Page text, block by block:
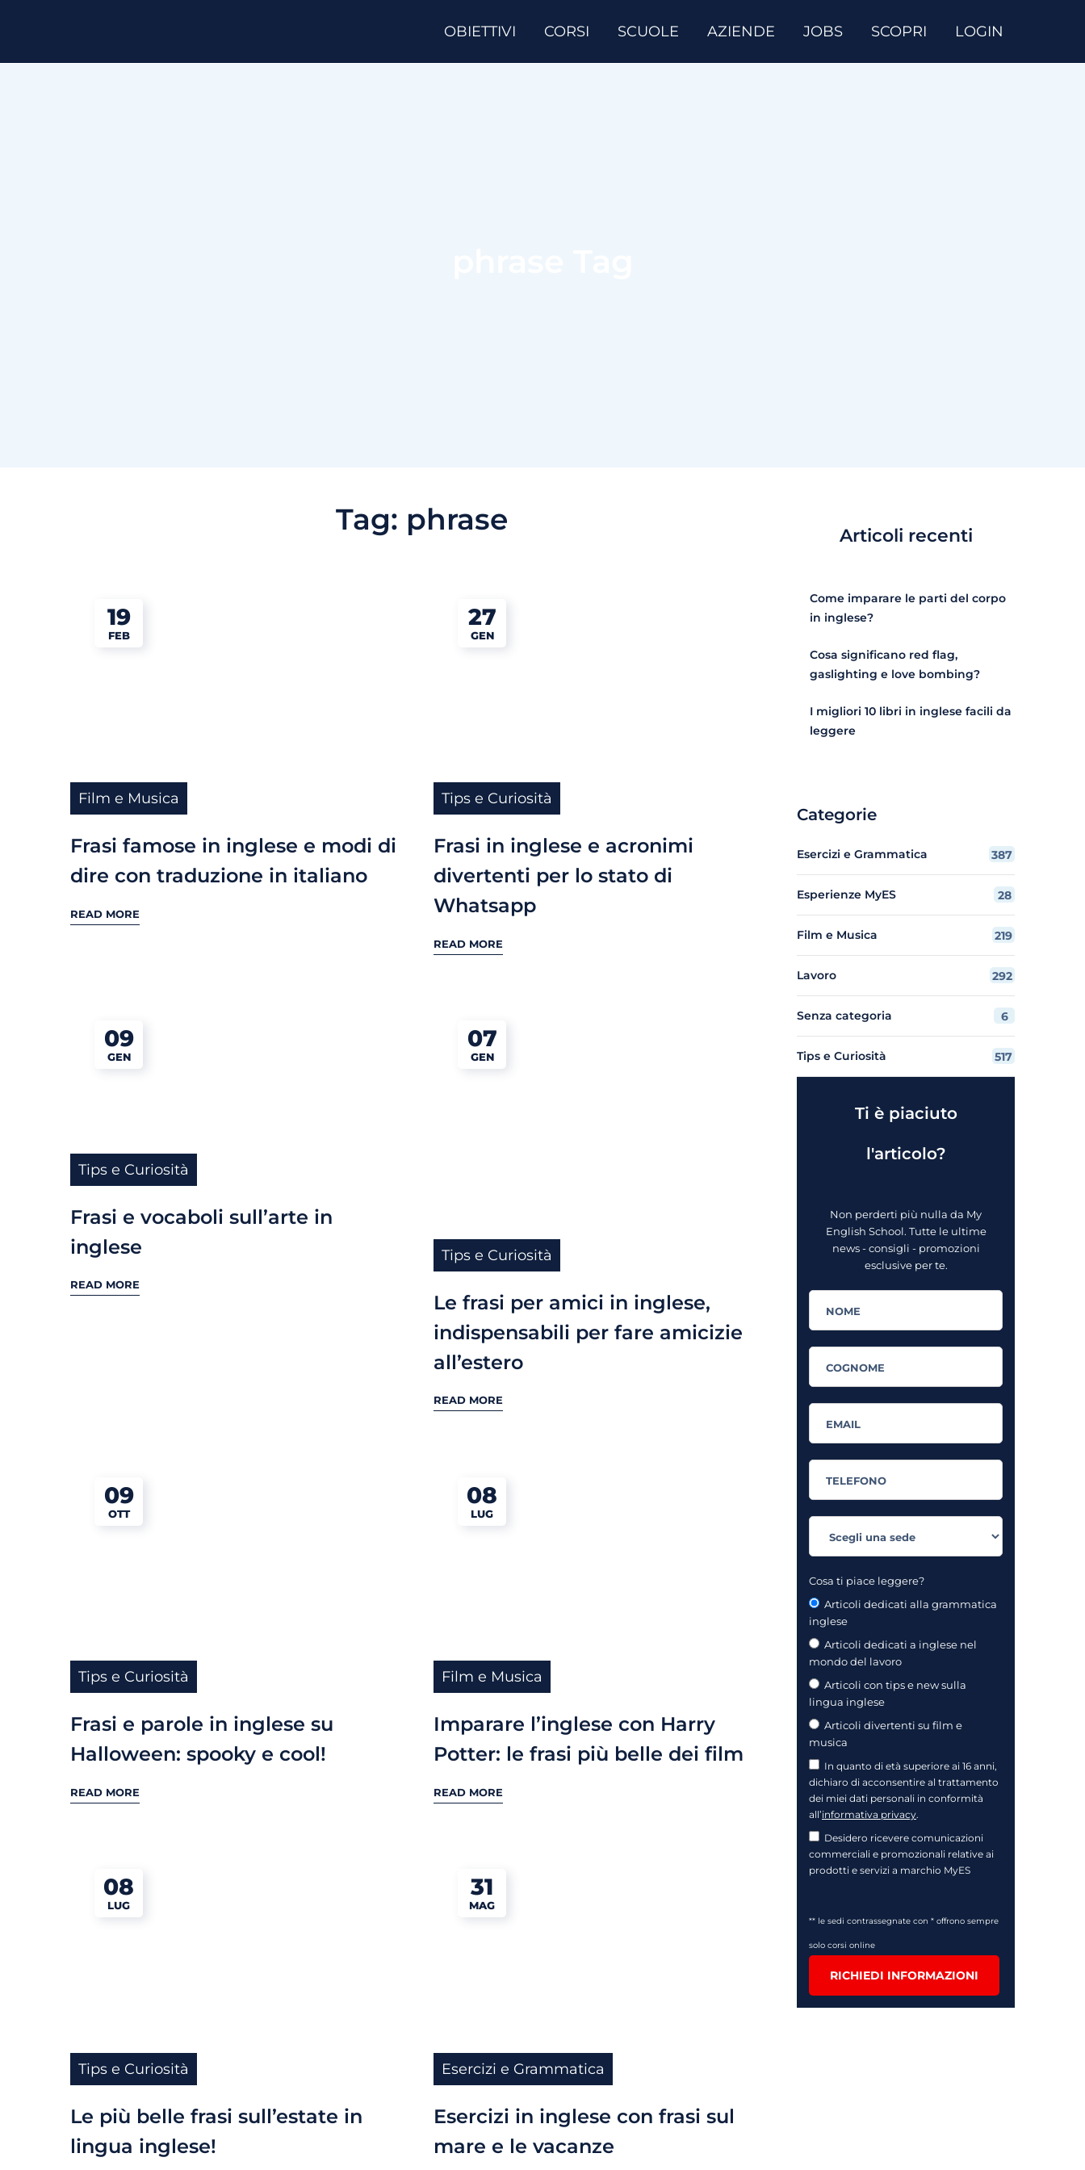
OBIETTIVI CORSI SCUOLE AZIENDE JOBS SCOPRI LOGIN
Tag: phrase
19
FEB
Film e Musica
Frasi famose in inglese e modi di
dire con traduzione in italiano
READ MORE
27
GEN
Tips e Curiosità
Frasi in inglese e acronimi
divertenti per lo stato di
Whatsapp
READ MORE
09
GEN
Tips e Curiosità
Frasi e vocaboli sull’arte in
inglese
READ MORE
07
GEN
Tips e Curiosità
Le frasi per amici in inglese,
indispensabili per fare amicizie
all’estero
READ MORE
09
OTT
Tips e Curiosità
Frasi e parole in inglese su
Halloween: spooky e cool!
READ MORE
08
LUG
Film e Musica
Imparare l’inglese con Harry
Potter: le frasi più belle dei film
READ MORE
08
LUG
Tips e Curiosità
Le più belle frasi sull’estate in
lingua inglese!
31
MAG
Esercizi e Grammatica
Esercizi in inglese con frasi sul
mare e le vacanze
Articoli recenti
Come imparare le parti del corpo
in inglese?
Cosa significano red flag,
gaslighting e love bombing?
I migliori 10 libri in inglese facili da
leggere
Categorie
Esercizi e Grammatica 387
Esperienze MyES 28
Film e Musica 219
Lavoro 292
Senza categoria 6
Tips e Curiosità 517
Ti è piaciuto
l'articolo?
Non perderti più nulla da My
English School. Tutte le ultime
news - consigli - promozioni
esclusive per te.
Cosa ti piace leggere?
Articoli dedicati alla grammatica
inglese
Articoli dedicati a inglese nel
mondo del lavoro
Articoli con tips e new sulla
lingua inglese
Articoli divertenti su film e
musica
In quanto di età superiore ai 16 anni,
dichiaro di acconsentire al trattamento
dei miei dati personali in conformità
all’informativa privacy.
Desidero ricevere comunicazioni
commerciali e promozionali relative ai
prodotti e servizi a marchio MyES
** le sedi contrassegnate con * offrono sempre
solo corsi online
RICHIEDI INFORMAZIONI